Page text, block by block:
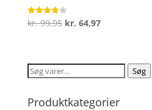
Vurderet
4
kr.99,95 Den
var:
kr. 99,95.
kr. 64,97Den
er:
kr. 64,97.
Søg
Søg
Produktkategorier